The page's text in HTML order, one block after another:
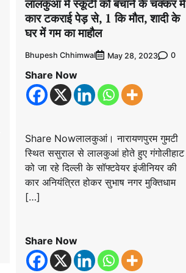
लालकुआं में स्कूटी को बचाने के चक्कर में
कार टकराई पेड़ से, 1 कि मौत, शादी के
घर में गम का माहौल
Bhupesh Chhimwal May 28, 2023 0
Share Now
Share Nowलालकुआं। नारायणपुरम गुमटी
स्थित ससुराल से लालकुआं होते हुए गंगोलीहाट
को जा रहे दिल्ली के सॉफ्टवेयर इंजीनियर की
कार अनियंत्रित होकर सुभाष नगर मुक्तिधाम
[…]
Share Now